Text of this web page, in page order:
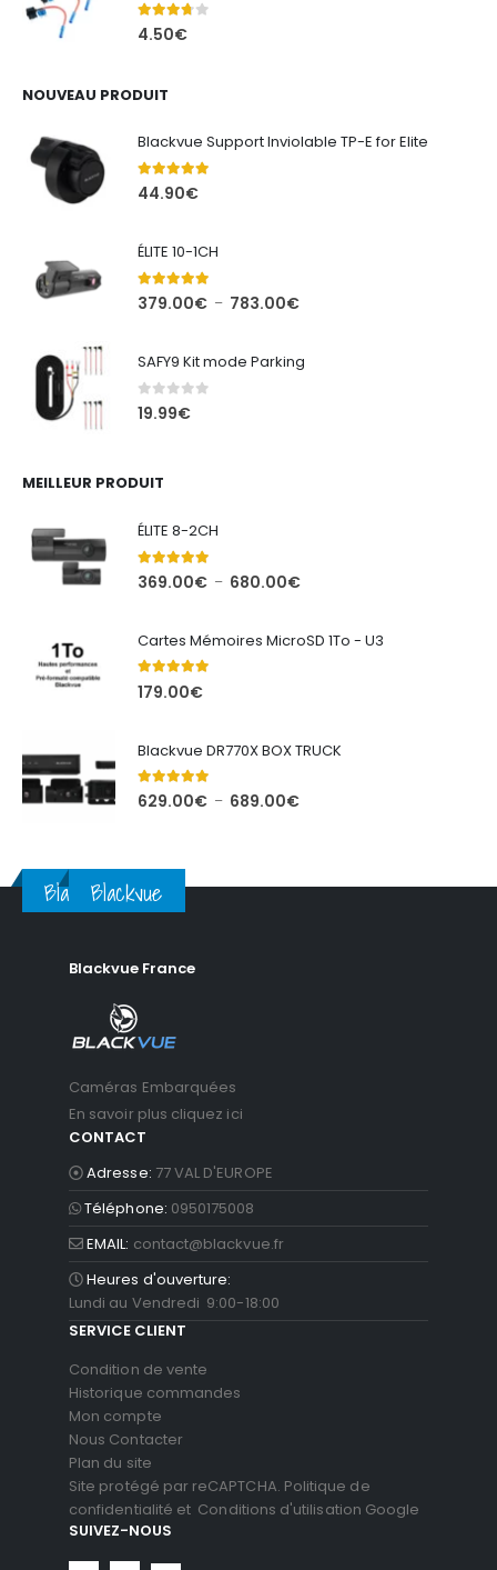
3.67out of 5
4.50€
NOUVEAU PRODUIT
Blackvue Support Inviolable TP-E for Elite
5.00out of 5
44.90€
ÉLITE 10-1CH
5.00out of 5
379.00€ – 783.00€Plage
379.00€
SAFY9 Kit mode Parking
0out of 5
19.99€
MEILLEUR PRODUIT
ÉLITE 8-2CH
5.00out of 5
369.00€ – 680.00€Plage
369.00€
Cartes Mémoires MicroSD 1To - U3
5.00 out of 5
179.00€
Blackvue DR770X BOX TRUCK
5.00out of 5
629.00€ – 689.00€Plage
BlackvueBlackvue
Blackvue France
Caméras Embarquées
En savoir plus cliquez ici
CONTACT
Adresse: 77 VAL D'EUROPE
Téléphone: 0950175008
EMAIL: contact@blackvue.fr
Heures d'ouverture:
Lundi au Vendredi 9:00-18:00
SERVICE CLIENT
Condition de vente
Historique commandes
Mon compte
Nous Contacter
Plan du site
Site protégé par reCAPTCHA. Politique de
confidentialité et Conditions d'utilisation Google
SUIVEZ-NOUS